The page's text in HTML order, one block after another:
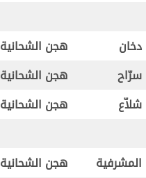
دخان هجن الشحانية
سرّاح هجن الشحانية
شلاّع هجن الشحانية
المشرفية هجن الشحانية